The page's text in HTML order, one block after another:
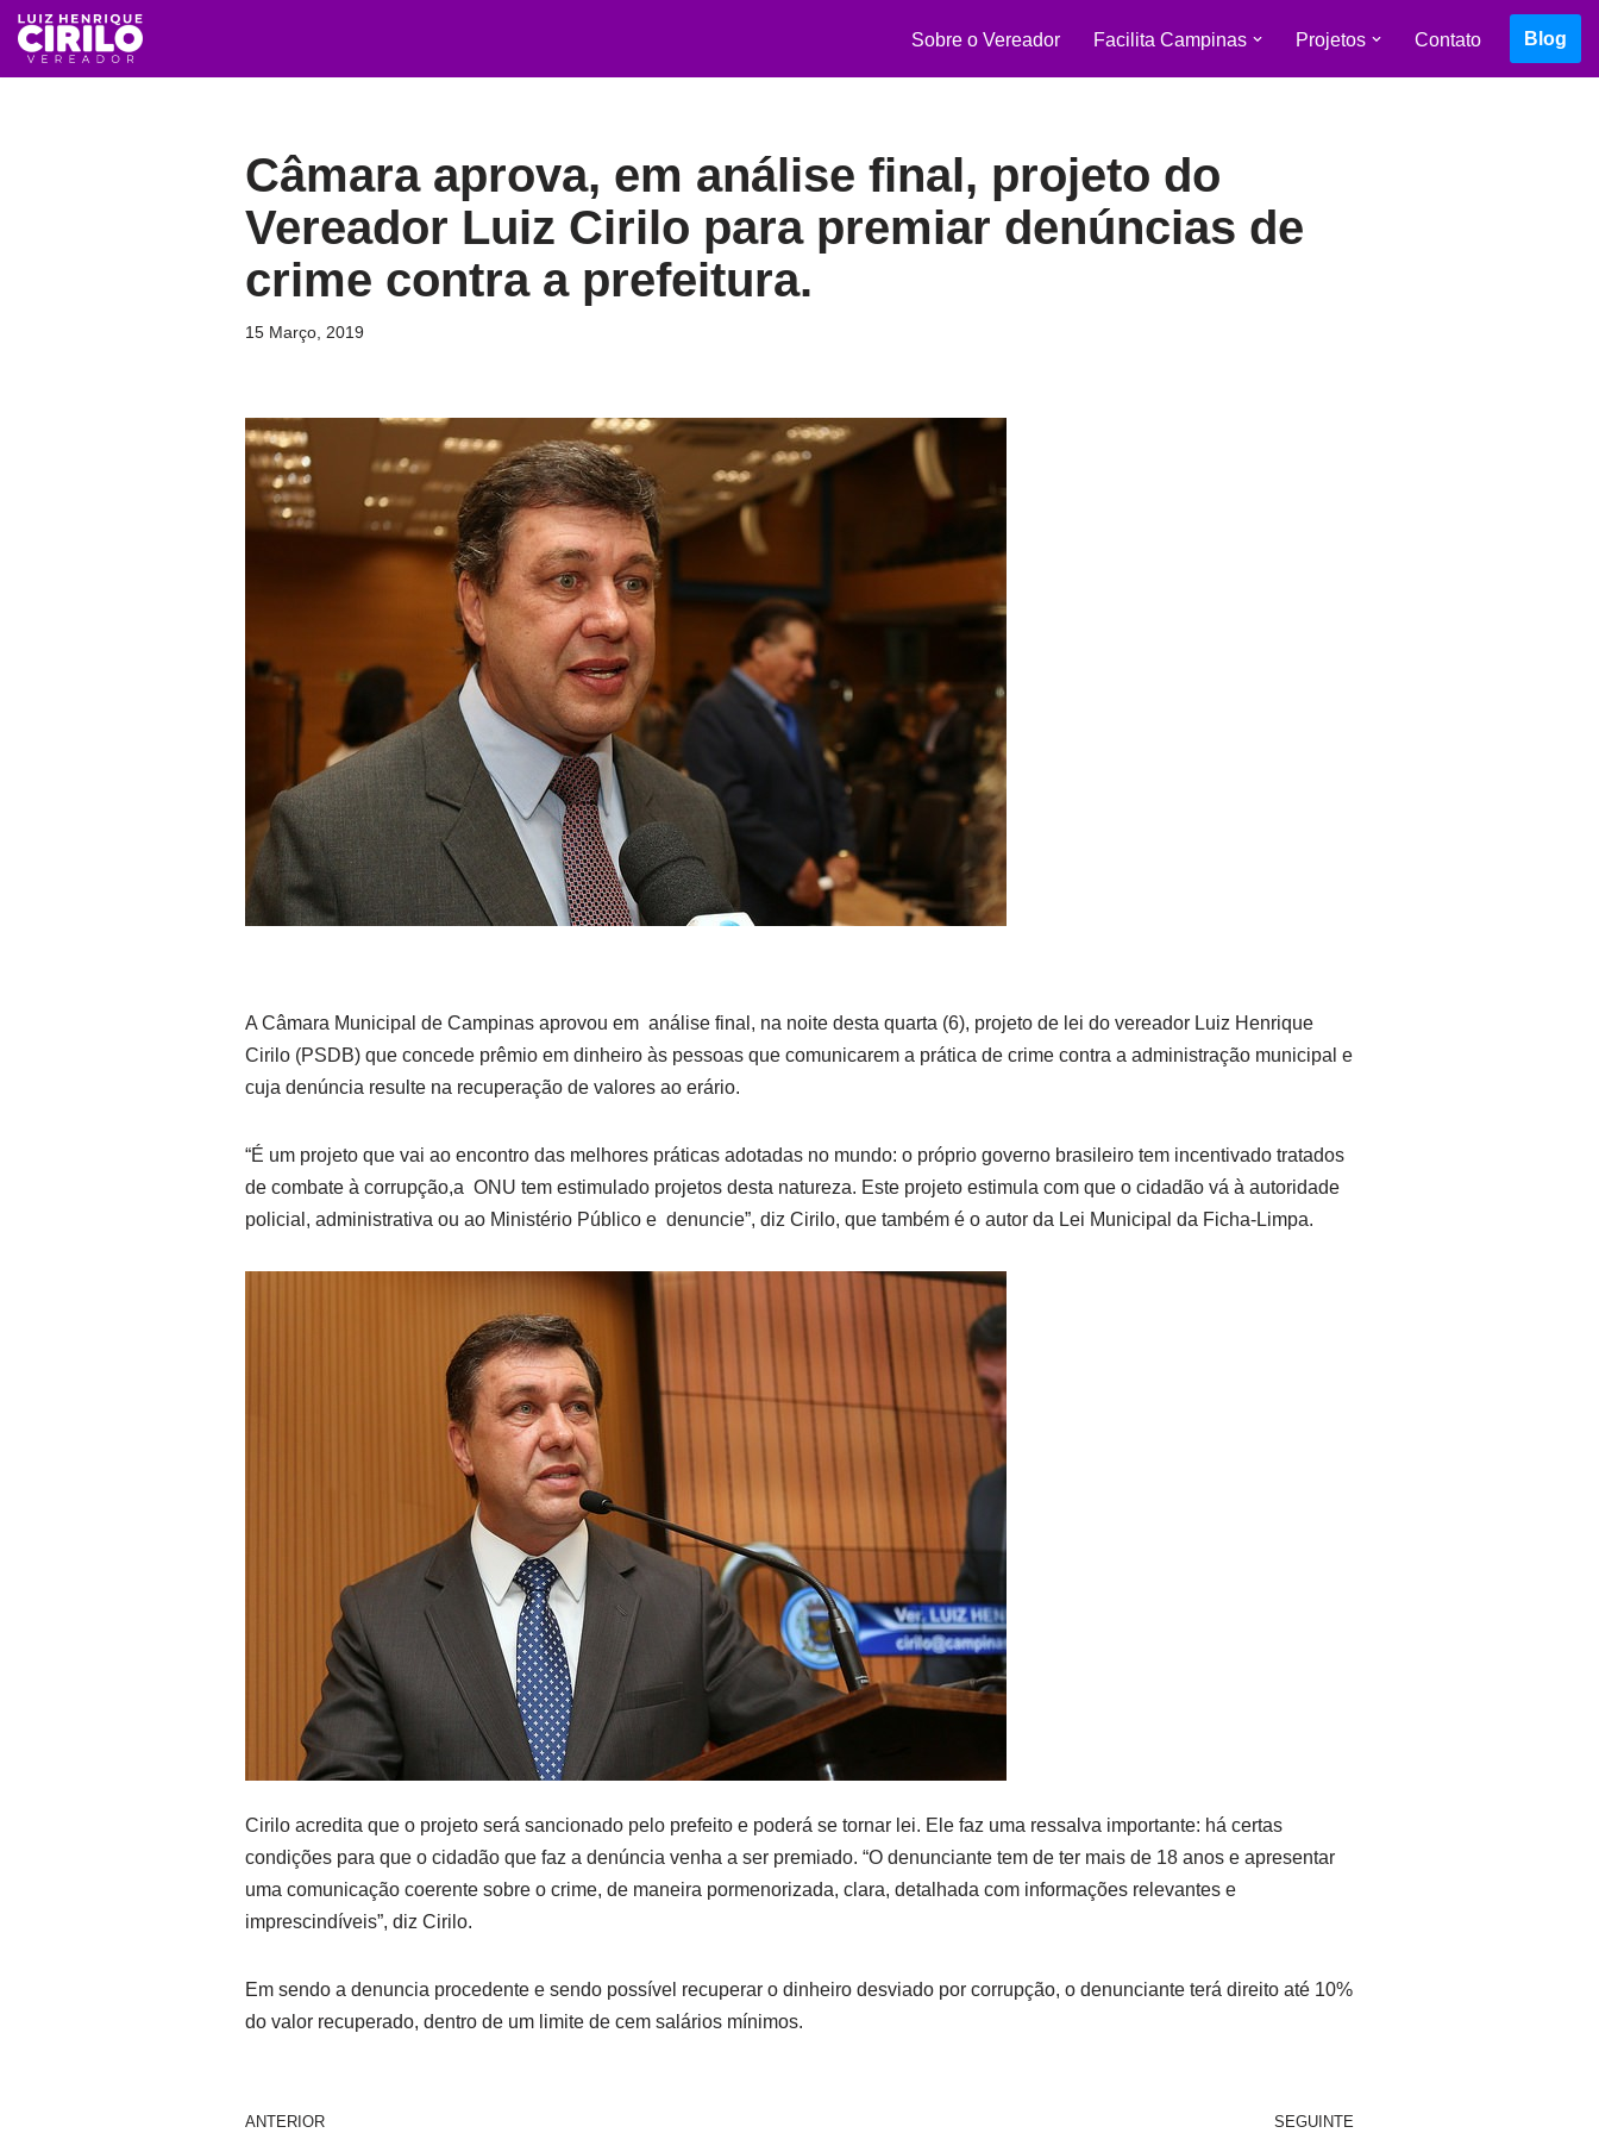
Avançar
Sobre o Vereador Facilita Campinas Projetos Contato Blog
Câmara aprova, em análise final, projeto do
Vereador Luiz Cirilo para premiar denúncias de
crime contra a prefeitura.
15 Março, 2019
A Câmara Municipal de Campinas aprovou em análise final, na noite desta quarta (6), projeto de lei do vereador Luiz Henrique
Cirilo (PSDB) que concede prêmio em dinheiro às pessoas que comunicarem a prática de crime contra a administração municipal e
cuja denúncia resulte na recuperação de valores ao erário.
“É um projeto que vai ao encontro das melhores práticas adotadas no mundo: o próprio governo brasileiro tem incentivado tratados
de combate à corrupção,a ONU tem estimulado projetos desta natureza. Este projeto estimula com que o cidadão vá à autoridade
policial, administrativa ou ao Ministério Público e denuncie”, diz Cirilo, que também é o autor da Lei Municipal da Ficha-Limpa.
Cirilo acredita que o projeto será sancionado pelo prefeito e poderá se tornar lei. Ele faz uma ressalva importante: há certas
condições para que o cidadão que faz a denúncia venha a ser premiado. “O denunciante tem de ter mais de 18 anos e apresentar
uma comunicação coerente sobre o crime, de maneira pormenorizada, clara, detalhada com informações relevantes e
imprescindíveis”, diz Cirilo.
Em sendo a denuncia procedente e sendo possível recuperar o dinheiro desviado por corrupção, o denunciante terá direito até 10%
do valor recuperado, dentro de um limite de cem salários mínimos.
ANTERIOR SEGUINTE